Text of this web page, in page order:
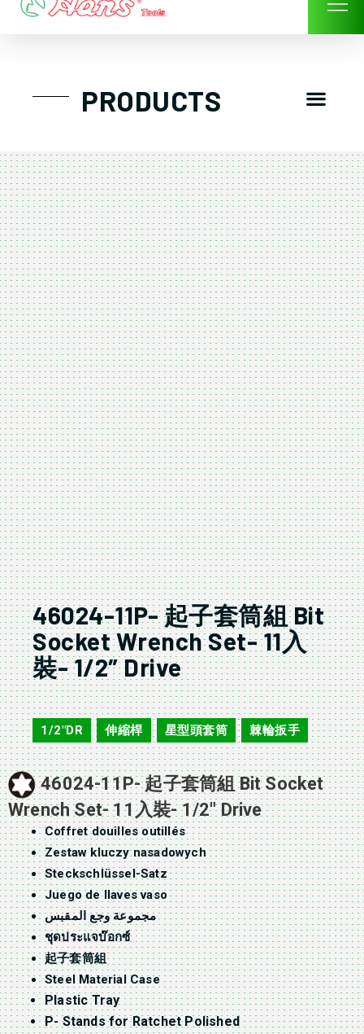
Skip
PRODUCTS
46024-11P- 起子套筒組 Bit
Socket Wrench Set- 11入
裝- 1/2″ Drive
46024-11P
1/2"DR , 伸縮桿 , 星型頭套筒 , 棘輪扳手
46024-11P- 起子套筒組 Bit Socket
Wrench Set- 11入裝- 1/2″ Drive
Coffret douilles outillés
Zestaw kluczy nasadowych
Steckschlüssel-Satz
Juego de llaves vaso
مجموعة وجع المقبس
ชุดประแจบ๊อกซ์
起子套筒組
Steel Material Case
Plastic Tray
P- Stands for Ratchet Polished